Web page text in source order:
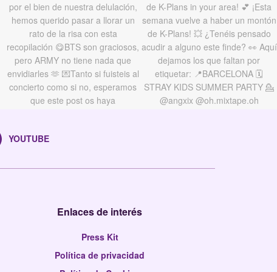
YOUTUBE
Enlaces de interés
Press Kit
Política de privacidad